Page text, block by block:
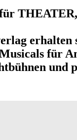
erhalten
für
und